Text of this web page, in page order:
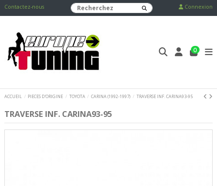
Contactez-nous Connexion
0
ACCUEIL PIECES D'ORIGINE TOYOTA CARINA (1992-1997) TRAVERSE INF. CARINA93-95
TRAVERSE INF. CARINA93-95